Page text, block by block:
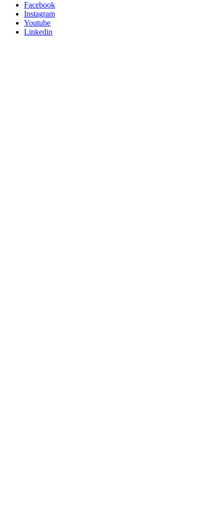
Facebook
Instagram
Youtube
Linkedin